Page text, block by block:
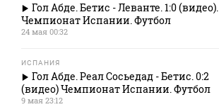
Гол Абде. Бетис - Леванте. 1:0 (видео).
Чемпионат Испании. Футбол
24 мая 00:32
ИСПАНИЯ
Гол Абде. Реал Сосьедад - Бетис. 0:2
(видео) Чемпионат Испании. Футбол
9 мая 23:12